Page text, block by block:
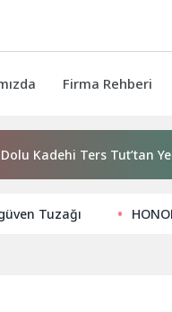
Firma Rehberi
Ters Tut’tan Yeni İş
Tuzağı